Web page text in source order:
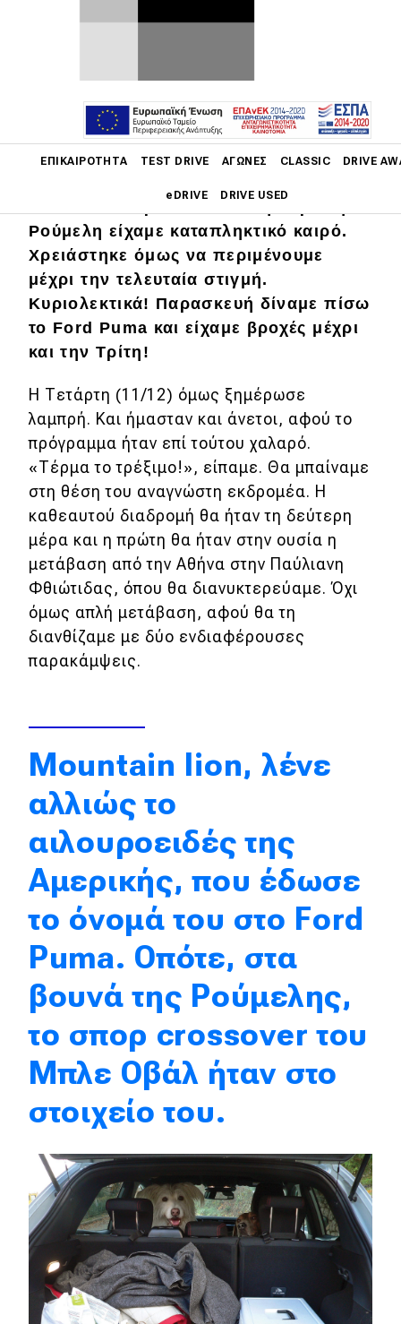
ΕΠΙΚΑΙΡΌΤΗΤΑ TEST DRIVE ΑΓΏΝΕΣ CLASSIC DRIVE
eDRIVE DRIVE USED
Main navigation
Επικαιρότητα
Νέα μοντέλα
Πρωτότυπα
Ελλάδα
Κόσμος
Τεχνολογία
Ασφάλεια
Αγορά
Απόψεις
Test Drive
Δοκιμή
Αγώνες
Formula 1
WRC
Motorsport
Eco
Νέα
Τεχνολογία
Mobility
Σταθμοί φόρτισης
Classic
Νέα
Παρουσιάσεις
DRIVE Away
Ποτέ δύο χωρίς τρίτο, λένε οι Γάλλοι.
Σοφό ρητό, αλλά εδώ διαψεύστηκε.
Ύστερα από τις θεομηνίες που ζήσαμε
Ρούμελη είχαμε καταπληκτικό καιρό.
Χρειάστηκε όμως να περιμένουμε
μέχρι την τελευταία στιγμή.
Κυριολεκτικά! Παρασκευή δίναμε πίσω
το Ford Puma και είχαμε βροχές μέχρι
και την Τρίτη!
Η Τετάρτη (11/12) όμως ξημέρωσε
λαμπρή. Και ήμασταν και άνετοι, αφού το
πρόγραμμα ήταν επί τούτου χαλαρό.
«Τέρμα το τρέξιμο!», είπαμε. Θα μπαίναμε
στη θέση του αναγνώστη εκδρομέα. Η
καθεαυτού διαδρομή θα ήταν τη δεύτερη
μέρα και η πρώτη θα ήταν στην ουσία η
μετάβαση από την Αθήνα στην Παύλιανη
Φθιώτιδας, όπου θα διανυκτερεύαμε. Όχι
όμως απλή μετάβαση, αφού θα τη
διανθίζαμε με δύο ενδιαφέρουσες
παρακάμψεις.
Mountain lion, λένε
αλλιώς το
αιλουροειδές της
Αμερικής, που έδωσε
το όνομά του στο Ford
Puma. Οπότε, στα
βουνά της Ρούμελης,
το σπορ crossover του
Μπλε Οβάλ ήταν στο
στοιχείο του.